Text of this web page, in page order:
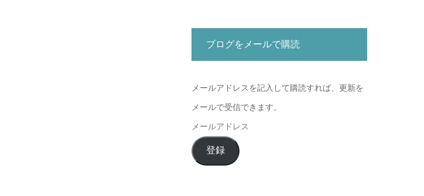
ブログをメールで購読
メールアドレスを記入して購読すれば、更新を
メールで受信できます。
メ
ー
ル
登録